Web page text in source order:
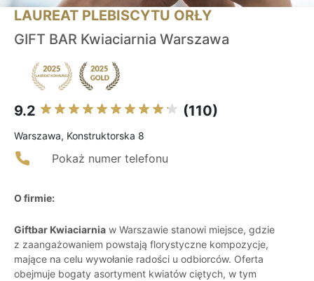
LAUREAT PLEBISCYTU ORŁY
GIFT BAR Kwiaciarnia Warszawa
9.2 (110)
Warszawa, Konstruktorska 8
Pokaż numer telefonu
O firmie:
Giftbar Kwiaciarnia w Warszawie stanowi miejsce, gdzie
z zaangażowaniem powstają florystyczne kompozycje,
mające na celu wywołanie radości u odbiorców. Oferta
obejmuje bogaty asortyment kwiatów ciętych, w tym